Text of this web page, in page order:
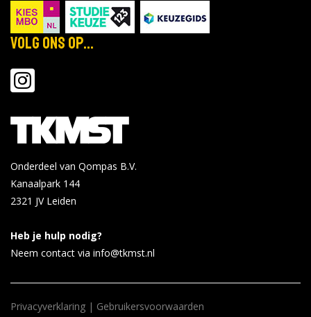
Volg ons op...
Onderdeel van Qompas B.V.
Kanaalpark 144
2321 JV Leiden
Heb je hulp nodig?
Neem contact via info@tkmst.nl
Privacyverklaring | Gebruikersvoorwaarden